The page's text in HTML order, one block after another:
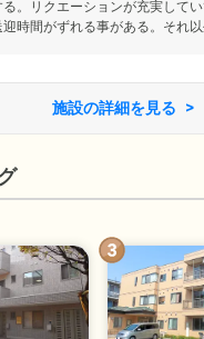
。リクエーションが充実して
時間がずれる事がある。それ以
施設の詳細を見る